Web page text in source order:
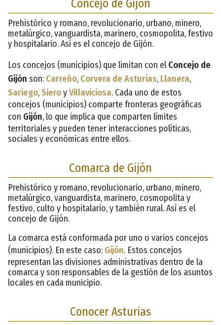
Concejo de Gijón
Prehistórico y romano, revolucionario, urbano, minero,
metalúrgico, vanguardista, marinero, cosmopolita, festivo
y hospitalario. Así es el concejo de Gijón.
Los concejos (municipios) que limitan con el Concejo de
Gijón son: Carreño, Corvera de Asturias, Llanera,
Sariego,SieroyVillaviciosa. Cada uno de estos
concejos (municipios) comparte fronteras geográficas
con Gijón, lo que implica que comparten límites
territoriales y pueden tener interacciones políticas,
sociales y económicas entre ellos.
Comarca de Gijón
Prehistórico y romano, revolucionario, urbano, minero,
metalúrgico, vanguardista, marinero, cosmopolita y
festivo, culto y hospitalario, y también rural. Así es el
concejo de Gijón.
La comarca está conformada por uno o varios concejos
(municipios). En este caso: Gijón. Estos concejos
representan las divisiones administrativas dentro de la
comarca y son responsables de la gestión de los asuntos
locales en cada municipio.
Conocer Asturias